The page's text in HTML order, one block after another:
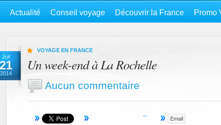
Actualité Conseil voyage Découvrir la France Promo
Juil
21
2014
VOYAGE EN FRANCE
Un week-end à La Rochelle
Aucun commentaire
Email